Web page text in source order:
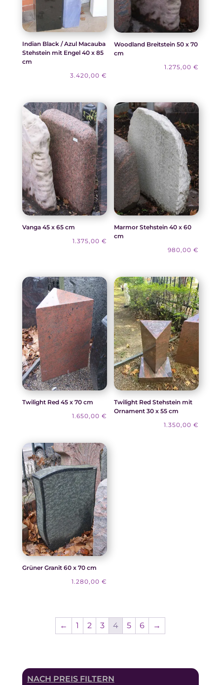
Indian Black / Azul Macauba
Stehstein mit Engel 40 x 85
cm
3.420,00 €
Woodland Breitstein 50 x 70
cm
1.275,00€
Vanga 45 x 65 cm
1.375,00 €
Marmor Stehstein 40 x 60
cm
980,00€
Twilight Red 45 x 70 cm
1.650,00 €
Twilight Red Stehstein mit
Ornament 30 x 55 cm
1.350,00€
Grüner Granit 60 x 70 cm
1.280,00 €
← 1 2 3 4 5 6 →
NACH PREIS FILTERN